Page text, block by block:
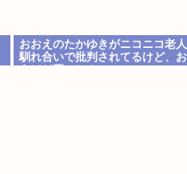
おおえのたかゆきがニコニコ老
馴れ合いで批判されてるけど、